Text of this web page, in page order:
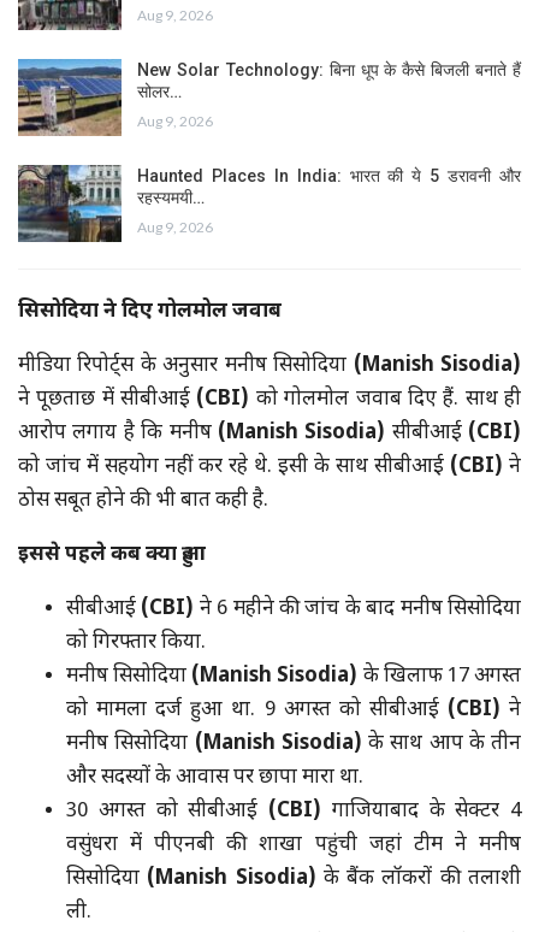
Aug 9, 2026
New Solar Technology: बिना धूप के कैसे बिजली बनाते हैं
सोलर…
Aug 9, 2026
Haunted Places In India: भारत की ये 5 डरावनी और
रहस्यमयी…
Aug 9, 2026
सिसोदिया ने दिए गोलमोल जवाब
मीडिया रिपोर्ट्स के अनुसार मनीष सिसोदिया (Manish Sisodia)
ने पूछताछ में सीबीआई (CBI) को गोलमोल जवाब दिए हैं. साथ ही
आरोप लगाय है कि मनीष (Manish Sisodia) सीबीआई (CBI)
को जांच में सहयोग नहीं कर रहे थे. इसी के साथ सीबीआई (CBI) ने
ठोस सबूत होने की भी बात कही है.
इससे पहले कब क्या हुआ
सीबीआई (CBI) ने 6 महीने की जांच के बाद मनीष सिसोदिया
को गिरफ्तार किया.
मनीष सिसोदिया (Manish Sisodia) के खिलाफ 17 अगस्त
को मामला दर्ज हुआ था. 9 अगस्त को सीबीआई (CBI) ने
मनीष सिसोदिया (Manish Sisodia) के साथ आप के तीन
और सदस्यों के आवास पर छापा मारा था.
30 अगस्त को सीबीआई (CBI) गाजियाबाद के सेक्टर 4
वसुंधरा में पीएनबी की शाखा पहुंची जहां टीम ने मनीष
सिसोदिया (Manish Sisodia) के बैंक लॉकरों की तलाशी
ली.